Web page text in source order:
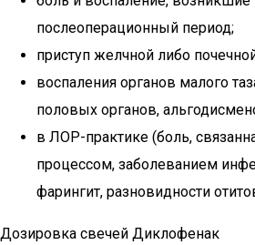
послеоперационный период;
приступ желчной либо
воспаления органов малого
половых органов,
в ЛОР-практике (боль,
процессом, заболеванием
фарингит, разновидности
Дозировка свечей Диклофенак